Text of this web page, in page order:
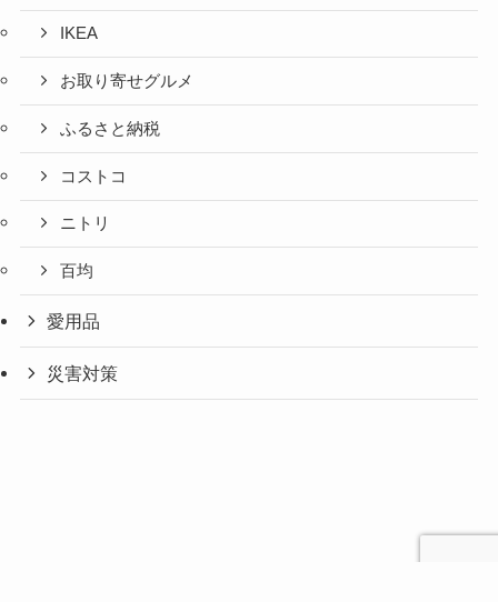
IKEA
お取り寄せグルメ
ふるさと納税
コストコ
ニトリ
百均
愛用品
災害対策